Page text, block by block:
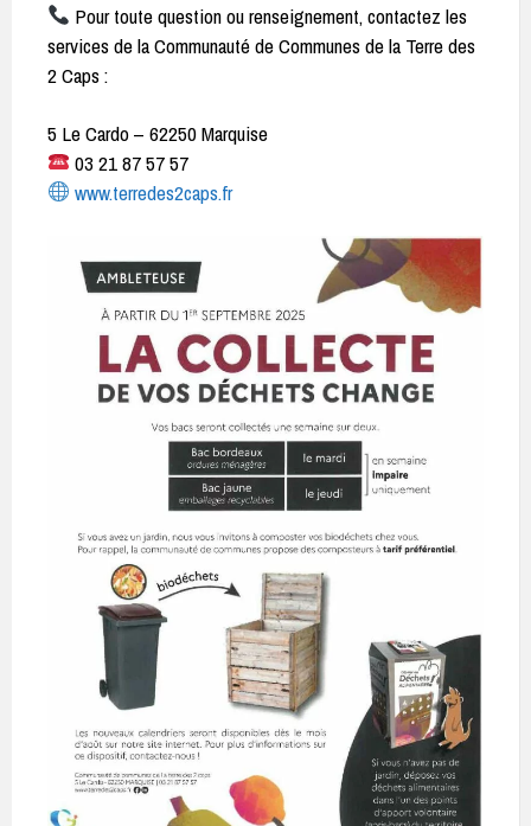
Pour toute question ou renseignement, contactez les
services de la Communauté de Communes de la Terre des
2 Caps :
5 Le Cardo – 62250 Marquise
03 21 87 57 57
www.terredes2caps.fr